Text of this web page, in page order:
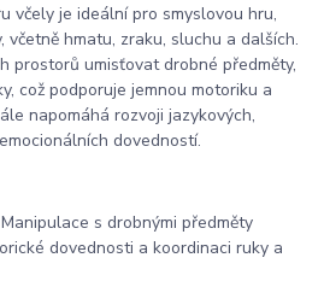
včely je ideální pro smyslovou hru,
včetně hmatu, zraku, sluchu a dalších.
prostorů umisťovat drobné předměty,
což podporuje jemnou motoriku a
napomáhá rozvoji jazykových,
dovedností.
s drobnými předměty
dovednosti a koordinaci ruky a